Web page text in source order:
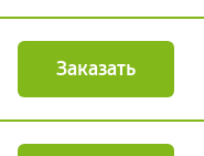
Заказать